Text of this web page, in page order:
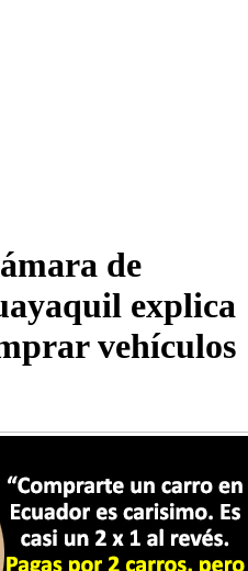
de
explica
vehículos